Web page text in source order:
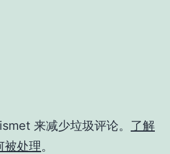
来减少垃圾评论。 了解
被处理。